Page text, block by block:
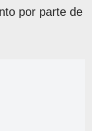
por parte de